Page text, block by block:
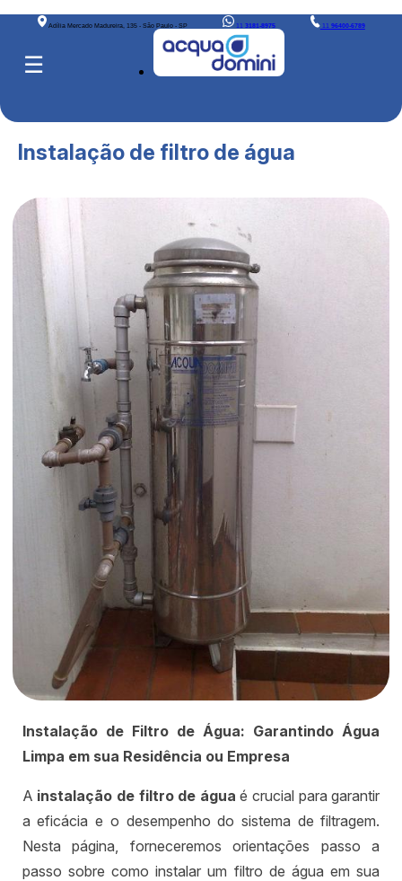
Adília Mercado Madureira, 135 - São Paulo - SP 113181-8975 11 96400-6789
☰
Instalação de filtro de água
Instalação de Filtro de Água: Garantindo Água
Limpa em sua Residência ou Empresa
A instalação de filtro de água é crucial para garantir
a eficácia e o desempenho do sistema de filtragem.
Nesta página, forneceremos orientações passo a
passo sobre como instalar um filtro de água em sua